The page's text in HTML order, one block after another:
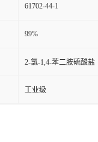
61702-44-1
99%
2-氯-1,4-苯二胺硫酸盐
工业级